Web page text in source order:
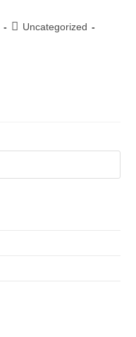
Uncategorized